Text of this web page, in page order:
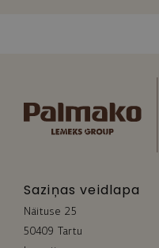
Saziņas veidlapa
Näituse 25
50409 Tartu